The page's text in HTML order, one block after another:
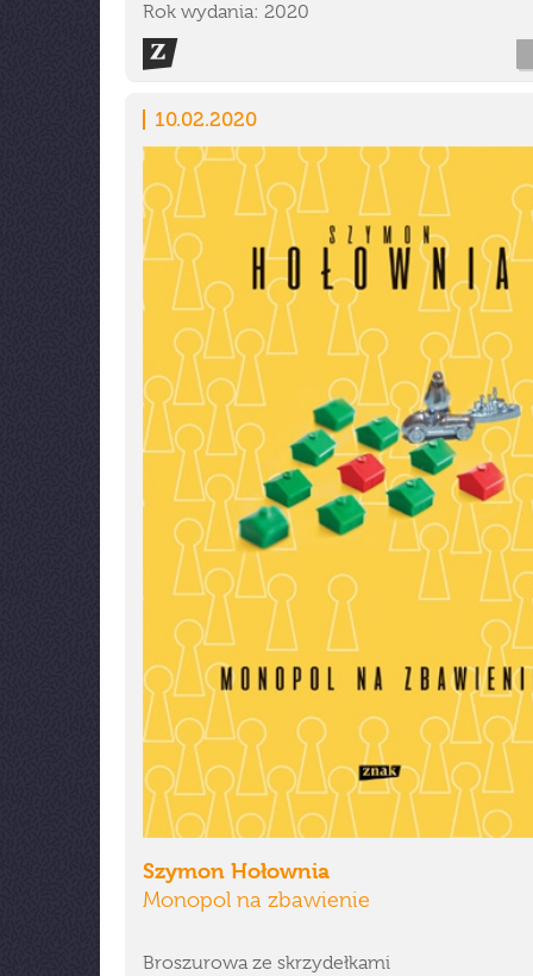
Rok wydania: 2020
10.02.2020
Szymon Hołownia
Monopol na zbawienie
Broszurowa ze skrzydełkami